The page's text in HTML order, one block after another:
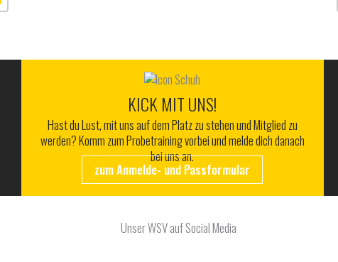
KICK MIT UNS!
Hast du Lust, mit uns auf dem Platz zu stehen und Mitglied zu
werden? Komm zum Probetraining vorbei und melde dich danach
bei uns an.
zum Anmelde- und Passformular